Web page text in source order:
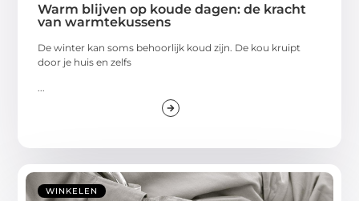
Warm blijven op koude dagen: de kracht
van warmtekussens
De winter kan soms behoorlijk koud zijn. De kou kruipt
door je huis en zelfs
...
WINKELEN